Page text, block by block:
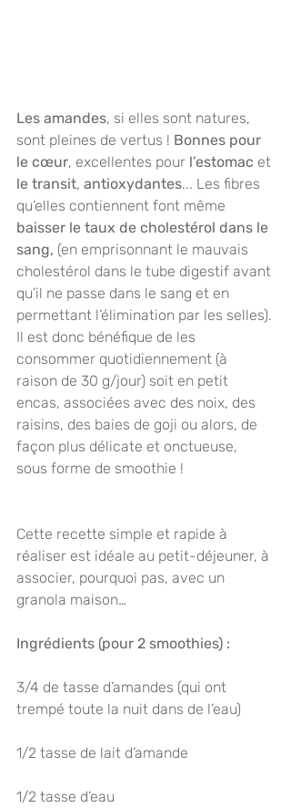
Les amandes, si elles sont natures,
sont pleines de vertus ! Bonnes pour
le cœur, excellentes pour l’estomac et
le transit, antioxydantes... Les fibres
qu’elles contiennent font même
baisser le taux de cholestérol dans le
sang, (en emprisonnant le mauvais
cholestérol dans le tube digestif avant
qu’il ne passe dans le sang et en
permettant l’élimination par les selles).
Il est donc bénéfique de les
consommer quotidiennement (à
raison de 30 g/jour) soit en petit
encas, associées avec des noix, des
raisins, des baies de goji ou alors, de
façon plus délicate et onctueuse,
sous forme de smoothie !
Cette recette simple et rapide à
réaliser est idéale au petit-déjeuner, à
associer, pourquoi pas, avec un
granola maison…
Ingrédients (pour 2 smoothies) :
3/4 de tasse d’amandes (qui ont
trempé toute la nuit dans de l’eau)
1/2 tasse de lait d’amande
1/2 tasse d’eau